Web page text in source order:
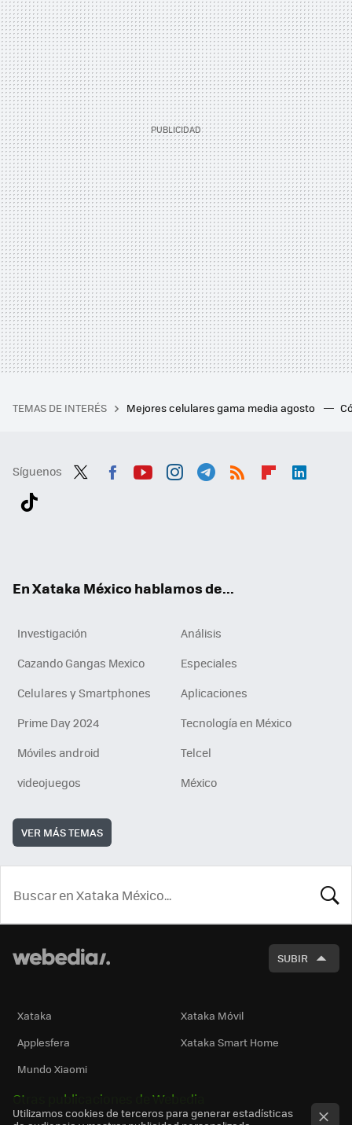
TEMAS DE INTERÉS Mejores celulares gama media agosto
Síguenos
En Xataka México hablamos de...
Investigación
Análisis
Cazando Gangas Mexico
Especiales
Celulares y Smartphones
Aplicaciones
Prime Day 2024
Tecnología en México
Móviles android
Telcel
videojuegos
México
VER MÁS TEMAS
SUBIR
Xataka
Xataka Móvil
Applesfera
Xataka Smart Home
Mundo Xiaomi
Otras publicaciones de Webedia
Utilizamos cookies de terceros para generar estadísticas